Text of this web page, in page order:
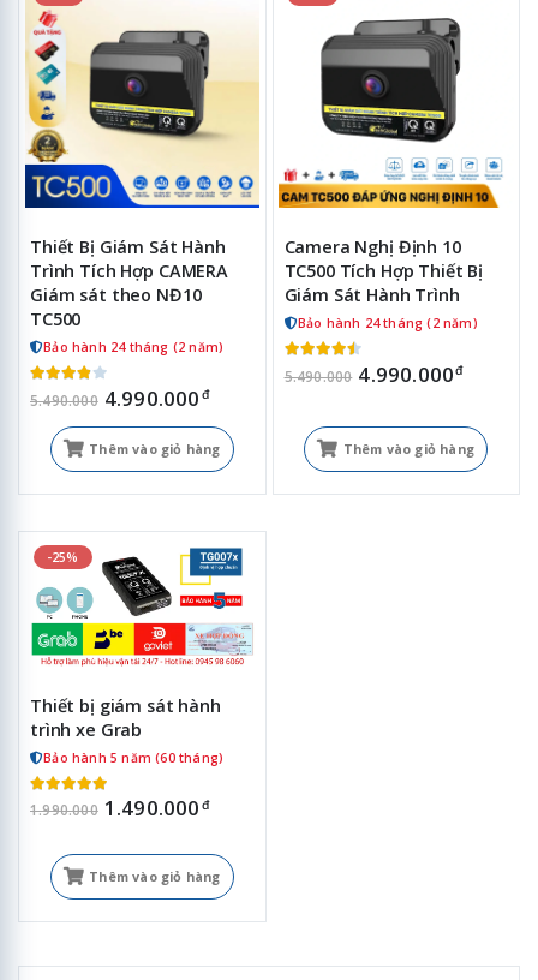
Thiết Bị Giám Sát Hành
Trình Tích Hợp CAMERA
Giám sát theo NĐ10
TC500
Bảo hành 24 tháng (2 năm)
5.490.000 4.990.000 đ
Thêm vào giỏ hàng
Camera Nghị Định 10
TC500 Tích Hợp Thiết Bị
Giám Sát Hành Trình
Bảo hành 24 tháng (2 năm)
5.490.000 4.990.000đ
Thêm vào giỏ hàng
-25%
Thiết bị giám sát hành
trình xe Grab
Bảo hành 5 năm (60 tháng)
1.990.000 1.490.000 đ
Thêm vào giỏ hàng